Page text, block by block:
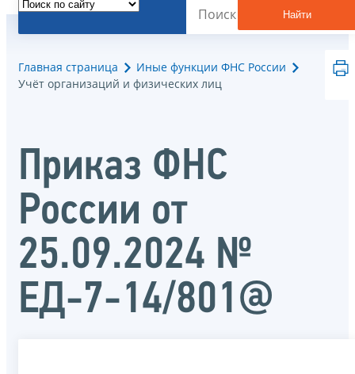
Найти
Главная страница
Иные функции ФНС России
Учёт организаций и физических лиц
Приказ ФНС
России от
25.09.2024 №
ЕД-7-14/801@